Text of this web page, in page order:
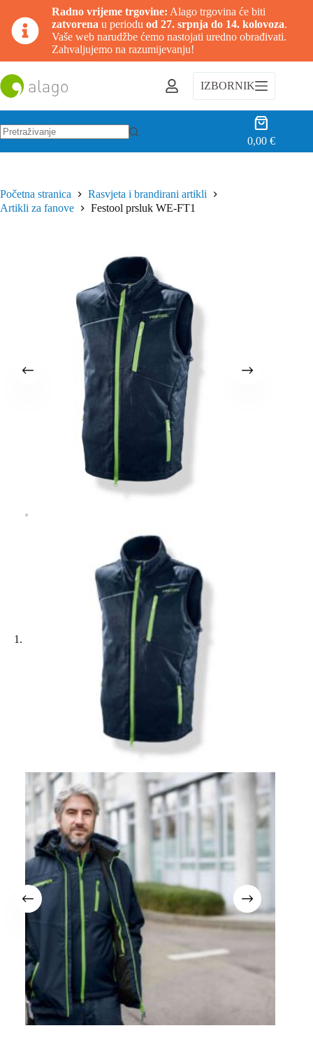
Radno vrijeme trgovine: Alago trgovina će biti
zatvorena u periodu od 27. srpnja do 14. kolovoza.
Vaše web narudžbe ćemo nastojati uredno obrađivati.
Zahvaljujemo na razumijevanju!
na
sadržaj
IZBORNIK
Košarica
0,00€
Početna stranica
Rasvjeta i brandirani artikli
Artikli za fanove
Festool prsluk WE-FT1